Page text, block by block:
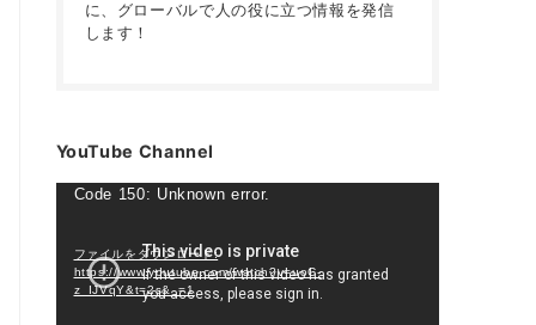
に、グローバルで人の役に立つ情報を発信
します！
YouTube Channel
動
レ
Code 150: Unknown error.
ファイルをダウンロード:
https://www.youtube.com/watch?v=uoC-
z_IJVqY&t=2s&_=1